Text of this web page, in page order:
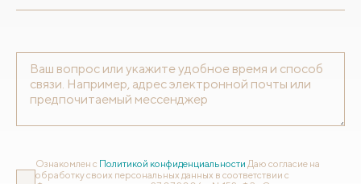
Ознакомлен с Политикой конфиденциальности Даю согласие на
обработку своих персональных данных в соответствии с